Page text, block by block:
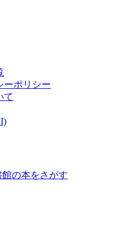
ーポリシー
て
の本をさがす